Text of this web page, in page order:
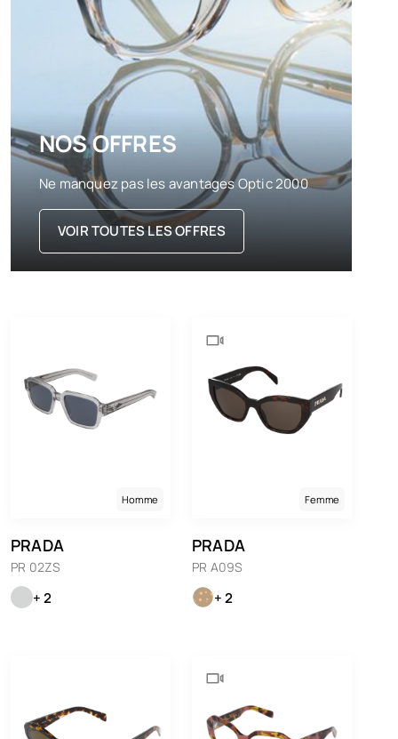
NOS OFFRES
Ne manquez pas les avantages Optic 2000
VOIR TOUTES LES OFFRES
Homme
PRADA
PR 02ZS
+ 2
Femme
PRADA
PR A09S
+ 2